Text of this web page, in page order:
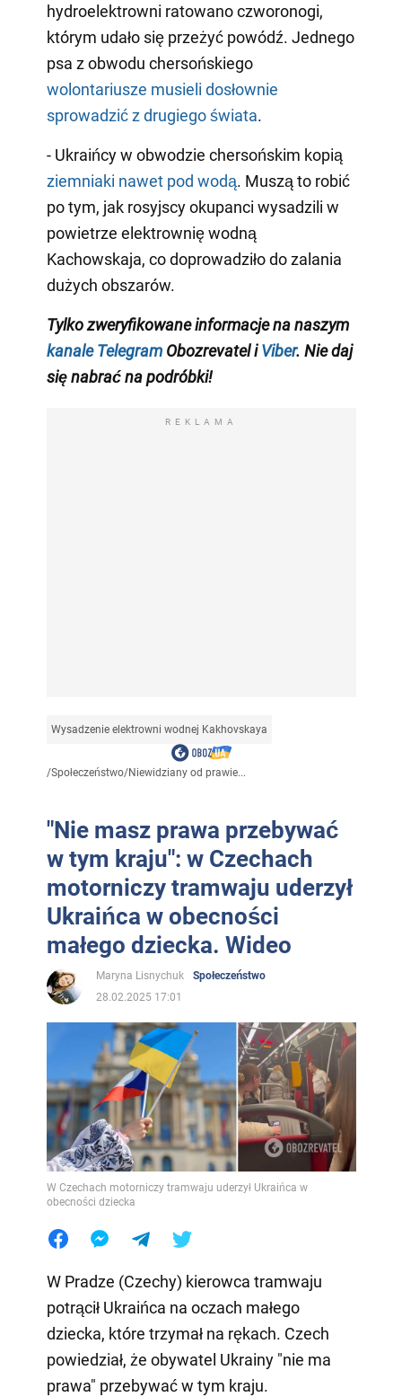
hydroelektrowni ratowano czworonogi,
którym udało się przeżyć powódź. Jednego
psa z obwodu chersońskiego
wolontariusze musieli dosłownie
sprowadzić z drugiego świata.
- Ukraińcy w obwodzie chersońskim kopią
ziemniaki nawet pod wodą. Muszą to robić
po tym, jak rosyjscy okupanci wysadzili w
powietrze elektrownię wodną
Kachowskaja, co doprowadziło do zalania
dużych obszarów.
Tylko zweryfikowane informacje na naszym
kanale TelegramObozrevatel iViber. Nie daj
się nabrać na podróbki!
REKLAMA
Wysadzenie elektrowni wodnej Kakhovskaya
/Społeczeństwo/Niewidziany od prawie...
"Nie masz prawa przebywać
w tym kraju": w Czechach
motorniczy tramwaju uderzył
Ukraińca w obecności
małego dziecka. Wideo
Maryna Lisnychuk
Społeczeństwo
28.02.2025 17:01
W Czechach motorniczy tramwaju uderzył Ukraińca w
obecności dziecka
W Pradze (Czechy) kierowca tramwaju
potrącił Ukraińca na oczach małego
dziecka, które trzymał na rękach. Czech
powiedział, że obywatel Ukrainy "nie ma
prawa" przebywać w tym kraju.